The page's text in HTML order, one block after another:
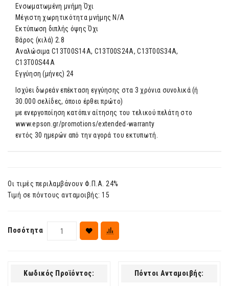
Ενσωματωμένη μνήμη Όχι
Μέγιστη χωρητικότητα μνήμης N/A
Εκτύπωση διπλής όψης Όχι
Βάρος (κιλά) 2.8
Αναλώσιμα C13T00S14A, C13T00S24A, C13T00S34A,
C13T00S44A
Εγγύηση (μήνες) 24
Ισχύει δωρεάν επέκταση εγγύησης στα 3 χρόνια συνολικά (ή
30.000 σελίδες, όποιο έρθει πρώτο)
με ενεργοποίηση κατόπιν αίτησης του τελικού πελάτη στο
www.epson.gr/promotions/extended-warranty
εντός 30 ημερών από την αγορά του εκτυπωτή.
Οι τιμές περιλαμβάνουν Φ.Π.Α. 24%
Τιμή σε πόντους ανταμοιβής: 15
Ποσότητα
Κωδικός Προϊόντος: Πόντοι Ανταμοιβής: